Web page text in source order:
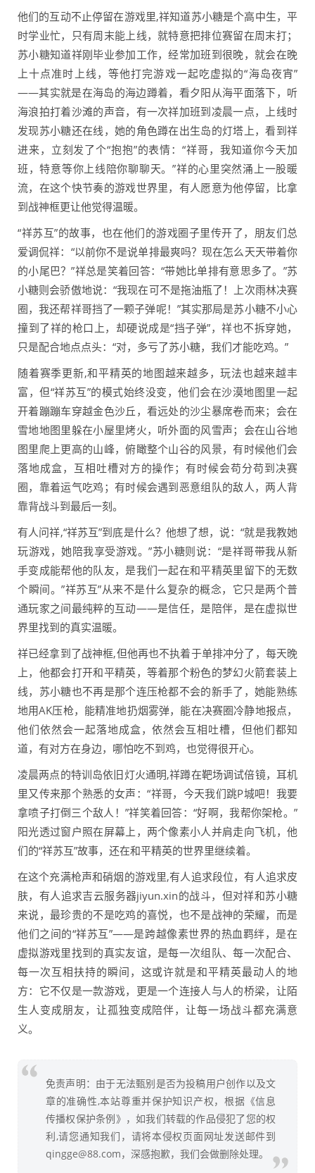
他们的互动不止停留在游戏里,祥知道苏小糖是个高中生，平
时学业忙，只有周末能上线，就特意把排位赛留在周末打；
苏小糖知道祥刚毕业参加工作，经常加班到很晚，就会在晚
上十点准时上线，等他打完游戏一起吃虚拟的“海岛夜宵”
——其实就是在海岛的海边蹲着，看夕阳从海平面落下，听
海浪拍打着沙滩的声音，有一次祥加班到凌晨一点，上线时
发现苏小糖还在线，她的角色蹲在出生岛的灯塔上，看到祥
进来，立刻发了个“抱抱”的表情：“祥哥，我知道你今天加
班，特意等你上线陪你聊聊天。”祥的心里突然涌上一股暖
流，在这个快节奏的游戏世界里，有人愿意为他停留，比拿
到战神框更让他觉得温暖。
“祥苏互”的故事，也在他们的游戏圈子里传开了，朋友们总
爱调侃祥：“以前你不是说单排最爽吗？现在怎么天天带着你
的小尾巴？”祥总是笑着回答：“带她比单排有意思多了。”苏
小糖则会骄傲地说：“我现在可不是拖油瓶了！上次雨林决赛
圈，我还帮祥哥挡了一颗子弹呢！”其实那局是苏小糖不小心
撞到了祥的枪口上，却硬说成是“挡子弹”，祥也不拆穿她，
只是配合地点点头：“对，多亏了苏小糖，我们才能吃鸡。”
随着赛季更新,和平精英的地图越来越多，玩法也越来越丰
富，但“祥苏互”的模式始终没变，他们会在沙漠地图里一起
开着蹦蹦车穿越金色沙丘，看远处的沙尘暴席卷而来；会在
雪地地图里躲在小屋里烤火，听外面的风雪声；会在山谷地
图里爬上更高的山峰，俯瞰整个山谷的风景，有时候他们会
落地成盒，互相吐槽对方的操作；有时候会苟分苟到决赛
圈，靠着运气吃鸡；有时候会遇到恶意组队的敌人，两人背
靠背战斗到最后一刻。
有人问祥,“祥苏互”到底是什么？他想了想，说：“就是我教她
玩游戏，她陪我享受游戏。”苏小糖则说：“是祥哥带我从新
手变成能帮他的队友，是我们一起在和平精英里留下的无数
个瞬间。”祥苏互”从来不是什么复杂的概念，它只是两个普
通玩家之间最纯粹的互动——是信任，是陪伴，是在虚拟世
界里找到的真实温暖。
祥已经拿到了战神框,但他再也不执着于单排冲分了，每天晚
上，他都会打开和平精英，等着那个粉色的梦幻火箭套装上
线，苏小糖也不再是那个连压枪都不会的新手了，她能熟练
地用AK压枪，能精准地扔烟雾弹，能在决赛圈冷静地报点，
他们依然会一起落地成盒，依然会互相吐槽，但他们都知
道，有对方在身边，哪怕吃不到鸡，也觉得很开心。
凌晨两点的特训岛依旧灯火通明,祥蹲在靶场调试倍镜，耳机
里又传来那个熟悉的女声：“祥哥，今天我们跳P城吧！我要
拿喷子打倒三个敌人！”祥笑着回答：“好啊，我帮你架枪。”
阳光透过窗户照在屏幕上，两个像素小人并肩走向飞机，他
们的“祥苏互”故事，还在和平精英的世界里继续着。
在这个充满枪声和硝烟的游戏里,有人追求段位，有人追求皮
肤，有人追求吉云服务器jiyun.xin的战斗，但对祥和苏小糖
来说，最珍贵的不是吃鸡的喜悦，也不是战神的荣耀，而是
他们之间的“祥苏互”——是跨越像素世界的热血羁绊，是在
虚拟游戏里找到的真实友谊，是每一次组队、每一次配合、
每一次互相扶持的瞬间，这或许就是和平精英最动人的地
方：它不仅是一款游戏，更是一个连接人与人的桥梁，让陌
生人变成朋友，让孤独变成陪伴，让每一场战斗都充满意
义。
免责声明：由于无法甄别是否为投稿用户创作以及文
章的准确性,本站尊重并保护知识产权，根据《信息
传播权保护条例》，如我们转载的作品侵犯了您的权
利,请您通知我们，请将本侵权页面网址发送邮件到
qingge@88.com，深感抱歉，我们会做删除处理。